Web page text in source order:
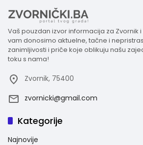
Vaš pouzdan izvor informacija za Zvornik
vam donosimo aktuelne, tačne i
zanimljivosti i priče koje oblikuju našu
toku s nama!
Zvornik, 75400
zvornicki@gmail.com
Kategorije
Najnovije